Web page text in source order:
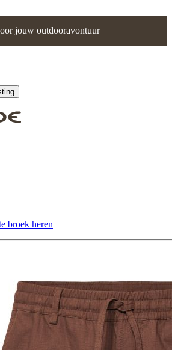
jouw outdooravontuur
broek heren